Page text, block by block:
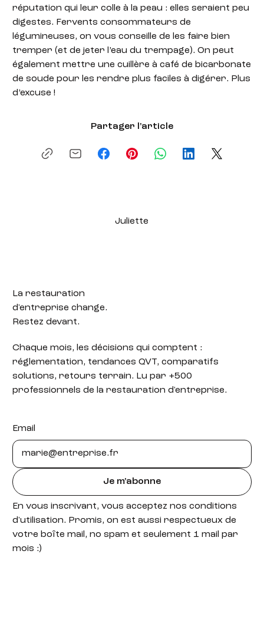
réputation qui leur colle à la peau : elles seraient peu
digestes. Fervents consommateurs de
légumineuses, on vous conseille de les faire bien
tremper (et de jeter l’eau du trempage). On peut
également mettre une cuillère à café de bicarbonate
de soude pour les rendre plus faciles à digérer. Plus
d’excuse !
Partager l'article
Juliette
La restauration
d'entreprise change.
Restez devant.
Chaque mois, les décisions qui comptent :
réglementation, tendances QVT, comparatifs
solutions, retours terrain. Lu par +500
professionnels de la restauration d'entreprise.
Email
Je m'abonne
En vous inscrivant, vous acceptez nos conditions
d'utilisation. Promis, on est aussi respectueux de
votre boîte mail, no spam et seulement 1 mail par
mois :)